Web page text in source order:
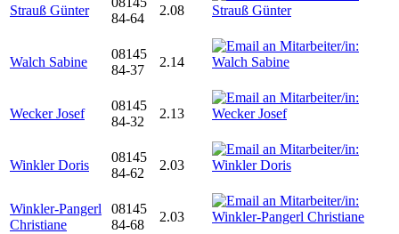
Strauß Günter
84-64
2.08
Walch Sabine
08145
84-37
2.14
Wecker Josef
08145
84-32
2.13
Winkler Doris
08145
84-62
2.03
Winkler-Pangerl
Christiane
08145
84-68
2.03